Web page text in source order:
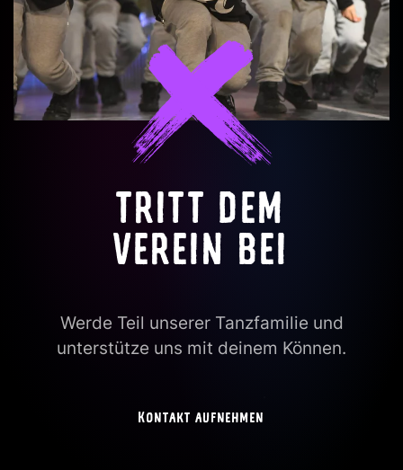
TRITT DEM
VEREIN BEI
Werde Teil unserer Tanzfamilie und
unterstütze uns mit deinem Können.
Kontakt aufnehmen